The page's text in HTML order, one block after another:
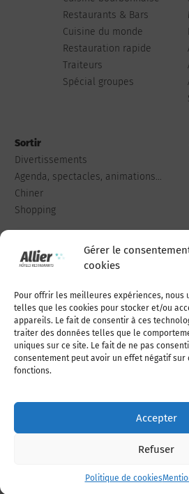
Gérer le
cookies
Pour offrir les meilleures expériences, nous
telles que les cookies pour stocker et/ou
appareils. Le fait de consentir à ces
traiter des données telles que le
uniques sur ce site. Le fait de ne pas
consentement peut avoir un effet négatif
fonctions.
Accepter
Refuser
Politique de cookies
Restaurants & Bars
Cuisine du monde
Restauration rapide
Traiteurs
Spécial groupes
Sortir
Divertissements
Agenda, spectacles, animations...
Chiner
Shopping
Qui sommes-nous
Adhérer à l’association
Politique de